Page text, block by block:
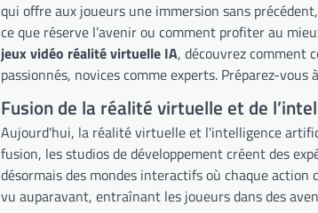
qui offre aux joueurs une immersion sans
ce que réserve l’avenir ou comment profiter au
jeux vidéo réalité virtuelle IA, découvrez comment
passionnés, novices comme experts. Préparez-
Fusion de la réalité virtuelle et de
Aujourd'hui, la réalité virtuelle et l'intelligence
fusion, les studios de développement créent des
désormais des mondes interactifs où chaque
vu auparavant, entraînant les joueurs dans des